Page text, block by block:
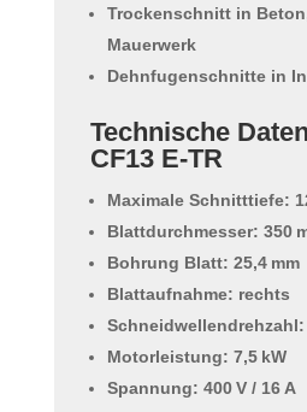
Trockenschnitt in
Mauerwerk
Dehnfugenschnitte in
Technische
CF13 E-TR
Maximale Schnitttiefe:
Blattdurchmesser: 350
Bohrung Blatt: 25,4 mm
Blattaufnahme: rechts
Schneidwellendrehzahl:
Motorleistung: 7,5 kW
Spannung: 400 V / 16 A